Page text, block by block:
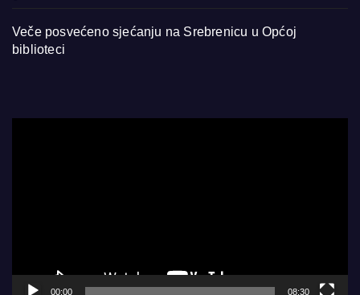
Veče posvećeno sjećanju na Srebrenicu u Općoj
biblioteci
00:00 08:30